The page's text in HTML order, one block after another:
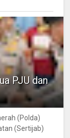
PJU dan
(Polda)
(Sertijab)